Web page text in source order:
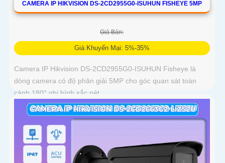
CAMERA IP HIKVISION DS-2CD2955G0-ISUHUN FISHEYE 5MP
Giá Bán:
Giá Khuyến Mại: 5%-35%
Camera IP Hikvision DS-2CD2955G0-ISUHUN Fisheye là
dòng camera có độ phân giải 5MP cho góc quan sát toàn
cảnh 180° ghi hình sắc nét